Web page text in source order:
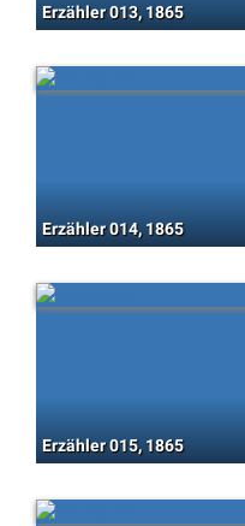
Erzähler 013, 1865
Erzähler 014, 1865
Erzähler 015, 1865